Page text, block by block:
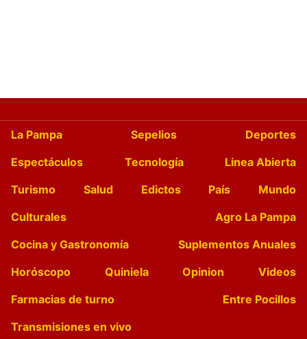
La Pampa Sepelios
Deportes
Espectáculos
Tecnología
Linea Abierta
Turismo
Salud Edictos País
Mundo
Culturales
Agro La Pampa
Cocina y Gastronomía
Suplementos Anuales
Horóscopo
Quiniela Opinion
Videos
Farmacias de turno
Entre Pocillos
Transmisiones en vivo